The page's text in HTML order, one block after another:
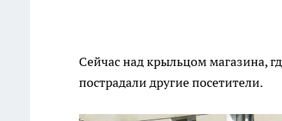
Сейчас над крыльцом магазина,
пострадали другие посетители.